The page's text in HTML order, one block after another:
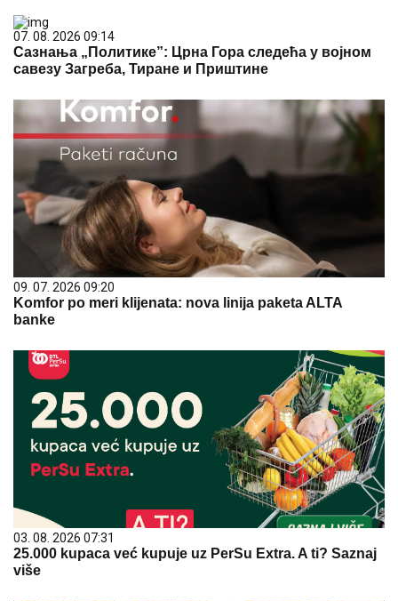
07. 08. 2026 09:14
Сазнања „Политике”: Црна Гора следећа у војном
савезу Загреба, Тиране и Приштине
09. 07. 2026 09:20
Komfor po meri klijenata: nova linija paketa ALTA
banke
03. 08. 2026 07:31
25.000 kupaca već kupuje uz PerSu Extra. A ti? Saznaj
više